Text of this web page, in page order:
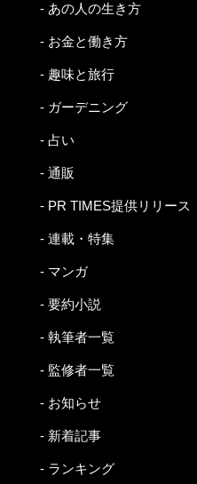
- あの人の生き方
- お金と働き方
- 趣味と旅行
- ガーデニング
- 占い
- 通販
- PR TIMES提供リリース
- 連載・特集
- マンガ
- 要約小説
- 執筆者一覧
- 監修者一覧
- お知らせ
- 新着記事
- ランキング